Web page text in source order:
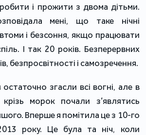
і прожити з двома дітьми.
мені, що таке нічні
втоми і безсоння, якщо працювати
І так 20 років. Безперервних
безпросвітності і самозречення.
згасли всі вогні, але в
морок почали з’являтись
Вперше я помітила це з 10-го
року. Це була та ніч, коли